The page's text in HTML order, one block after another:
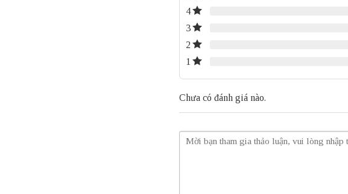
4
3
2
1
Chưa có đánh giá nào.